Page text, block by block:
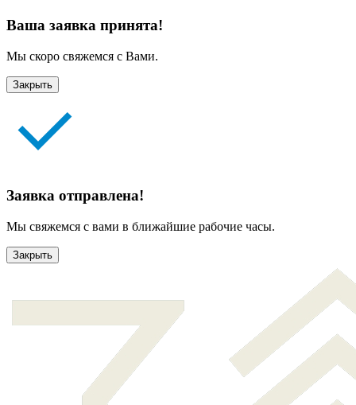
Ваша заявка принята!
Мы скоро свяжемся с Вами.
Закрыть
Заявка отправлена!
Мы свяжемся с вами в ближайшие рабочие часы.
Закрыть